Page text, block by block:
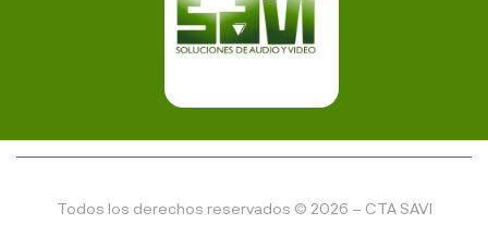
Todos los derechos reservados © 2026 – CTA SAVI